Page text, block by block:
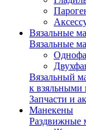
Вязальные
Вязальные
Вязальный
к
Запчасти и
Манекены
Раздвижные